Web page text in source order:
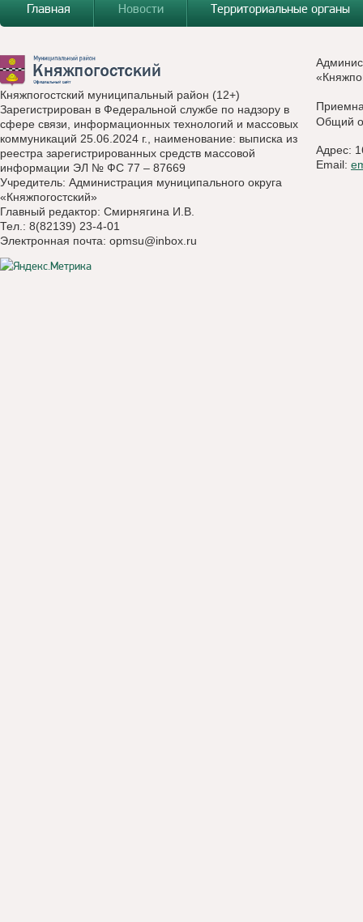
Главная
Новости Территориальные органы
Княжпогостский муниципальный район (12+)
Зарегистрирован в Федеральной службе по надзору в
сфере связи, информационных технологий и массовых
коммуникаций 25.06.2024 г., наименование: выписка из
реестра зарегистрированных средств массовой
информации ЭЛ № ФС 77 – 87669
Учредитель: Администрация муниципального округа
«Княжпогостский»
Главный редактор: Смирнягина И.В.
Тел.: 8(82139) 23-4-01
Электронная почта: opmsu@inbox.ru
Общий
Адрес:
Email: